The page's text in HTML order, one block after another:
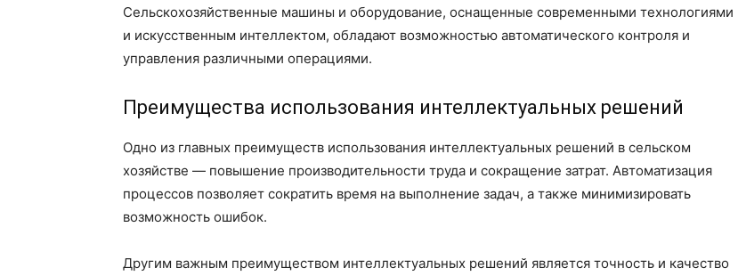
Сельскохозяйственные машины и оборудование, оснащенные современными технологиями
и искусственным интеллектом, обладают возможностью автоматического контроля и
управления различными операциями.
Преимущества использования интеллектуальных решений
Одно из главных преимуществ использования интеллектуальных решений в сельском
хозяйстве — повышение производительности труда и сокращение затрат. Автоматизация
процессов позволяет сократить время на выполнение задач, а также минимизировать
возможность ошибок.
Другим важным преимуществом интеллектуальных решений является точность и качество